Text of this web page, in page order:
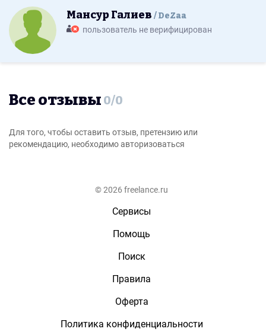
Мансур Галиев DeZaa
пользователь не верифицирован
Все отзывы 0/0
Для того, чтобы оставить отзыв, претензию или
рекомендацию, необходимо авторизоваться
© 2026 freelance.ru
Сервисы
Помощь
Поиск
Правила
Оферта
Политика конфиденциальности